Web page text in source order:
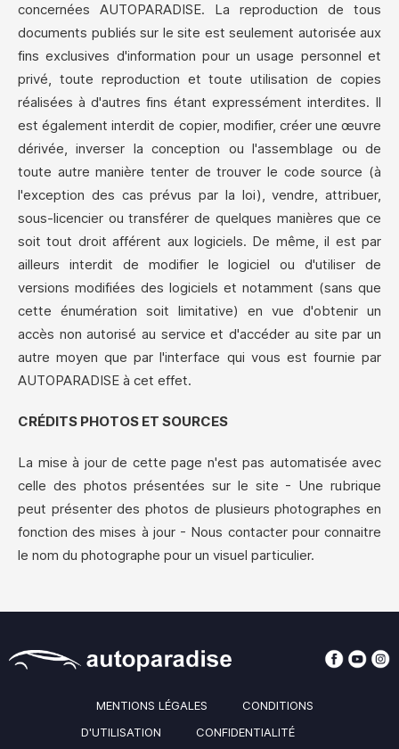
concernées AUTOPARADISE. La reproduction de tous
documents publiés sur le site est seulement autorisée aux
fins exclusives d'information pour un usage personnel et
privé, toute reproduction et toute utilisation de copies
réalisées à d'autres fins étant expressément interdites. Il
est également interdit de copier, modifier, créer une œuvre
dérivée, inverser la conception ou l'assemblage ou de
toute autre manière tenter de trouver le code source (à
l'exception des cas prévus par la loi), vendre, attribuer,
sous-licencier ou transférer de quelques manières que ce
soit tout droit afférent aux logiciels. De même, il est par
ailleurs interdit de modifier le logiciel ou d'utiliser de
versions modifiées des logiciels et notamment (sans que
cette énumération soit limitative) en vue d'obtenir un
accès non autorisé au service et d'accéder au site par un
autre moyen que par l'interface qui vous est fournie par
AUTOPARADISE à cet effet.
CRÉDITS PHOTOS ET SOURCES
La mise à jour de cette page n'est pas automatisée avec
celle des photos présentées sur le site - Une rubrique
peut présenter des photos de plusieurs photographes en
fonction des mises à jour - Nous contacter pour connaitre
le nom du photographe pour un visuel particulier.
MENTIONS LÉGALES
CONDITIONS
D'UTILISATION
CONFIDENTIALITÉ